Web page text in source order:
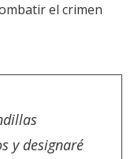
el crimen
y designaré